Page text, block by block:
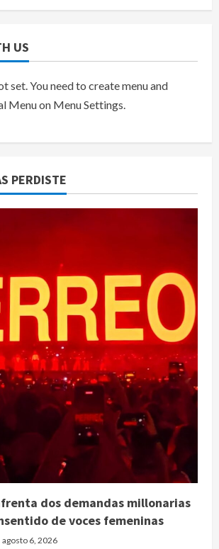
US
set. You need to create menu and
Menu on Menu Settings.
PERDISTE
dos demandas millonarias
de voces femeninas
agosto 6, 2026